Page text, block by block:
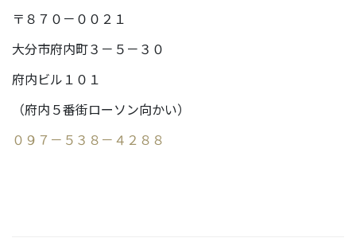
〒８７０－００２１
大分市府内町３－５－３０
府内ビル１０１
（府内５番街ローソン向かい）
０９７－５３８－４２８８